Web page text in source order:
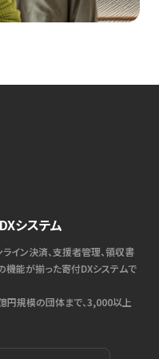
システム
イン決済、支援者管理、領収書
機能が揃った寄付DXシステムで
円規模の団体まで、3,000以上